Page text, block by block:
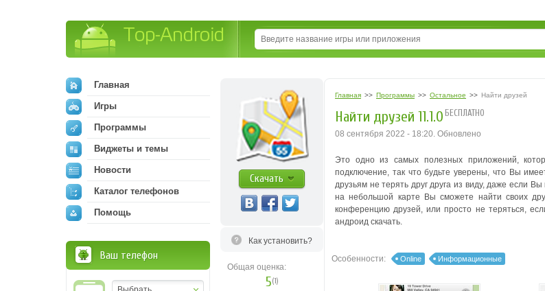
Скачать
Как установить?
Общая оценка:
5(1)
Главная >> Программы >> Остальное >> Найти друзей
Найти друзей 11.1.0 БЕСПЛАТНО
08 сентября 2022 - 18:20. Обновлено
Это одно из самых полезных приложений,
подключение, так что будьте уверены, что Вы
друзьям не терять друг друга из виду, даже если
на небольшой карте Вы сможете найти своих
конференцию друзей, или просто не теряться,
андроид скачать.
Особенности: Online Информационные
Главная
Игры
Программы
Виджеты и темы
Новости
Каталог телефонов
Помощь
Ваш телефон